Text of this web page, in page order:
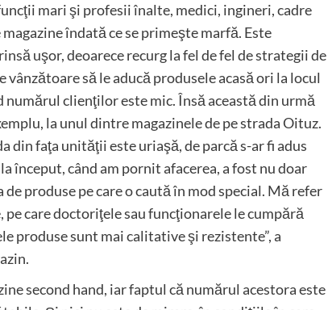
mari şi profesii înalte, medici, ingineri, cadre
îndată ce se primeşte marfă. Este
uşor, deoarece recurg la fel de fel de strategii de
să le aducă produsele acasă ori la locul
clienţilor este mic. Însă această din urmă
la unul dintre magazinele de pe strada Oituz.
din faţa unităţii este uriaşă, de parcă s-ar fi adus
început, când am pornit afacerea, a fost nu doar
produse pe care o caută în mod special. Mă refer
care doctoriţele sau funcţionarele le cumpără
produse sunt mai calitative şi rezistente”, a
second hand, iar faptul că numărul acestora este